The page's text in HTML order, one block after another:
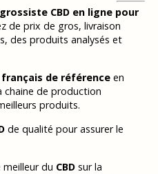
CBD en ligne pour
de prix de gros, livraison
des produits analysés et
de référenceen
chaine de production
produits.
de qualité pour assurer le
du CBDsur la